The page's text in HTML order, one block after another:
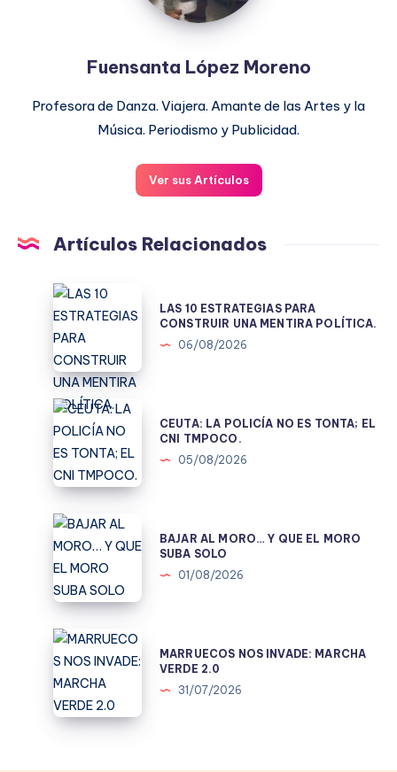
Fuensanta López Moreno
Profesora de Danza. Viajera. Amante de las Artes y la
Música. Periodismo y Publicidad.
Ver sus Artículos
Artículos Relacionados
LAS
10
ESTRATEGIAS
PARA
CONSTRUIR
UNA
MENTIRA
POLÍTICA.
LAS 10 ESTRATEGIAS PARA
CONSTRUIR UNA MENTIRA POLÍTICA.
06/08/2026
CEUTA:
LA
POLICÍA
NO
ES
TONTA;
EL
CNI
TMPOCO.
CEUTA: LA POLICÍA NO ES TONTA; EL
CNI TMPOCO.
05/08/2026
BAJAR
AL
MORO…
Y
QUE
EL
MORO
SUBA
SOLO
BAJAR AL MORO… Y QUE EL MORO
SUBA SOLO
01/08/2026
MARRUECOS
NOS
INVADE:
MARCHA
VERDE
MARRUECOS NOS INVADE: MARCHA
VERDE 2.0
31/07/2026